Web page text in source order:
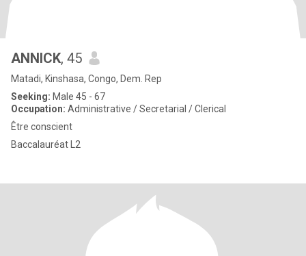
ANNICK, 45
Matadi, Kinshasa, Congo, Dem. Rep
Seeking: Male 45 - 67
Occupation: Administrative / Secretarial / Clerical
Être conscient
Baccalauréat L2